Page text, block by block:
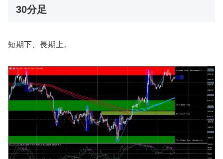
30分足
短期下、長期上。